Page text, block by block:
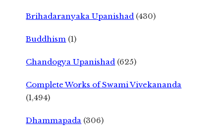
Brihadaranyaka Upanishad (430)
Buddhism (1)
Chandogya Upanishad (625)
Complete Works of Swami Vivekananda
(1,494)
Dhammapada (306)